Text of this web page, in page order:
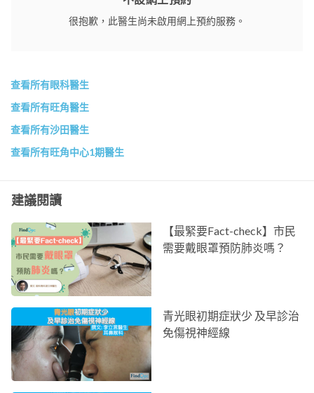
很抱歉，此醫生尚未啟用網上預約服務。
查看所有眼科醫生
查看所有旺角醫生
查看所有沙田醫生
查看所有旺角中心1期醫生
建議閱讀
【最緊要Fact-check】市民
需要戴眼罩預防肺炎嗎？
青光眼初期症狀少 及早診治
免傷視神經線